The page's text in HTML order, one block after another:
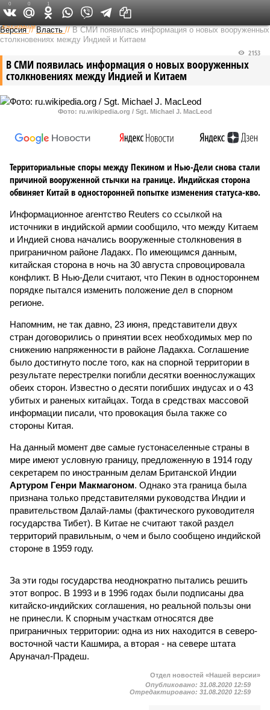
Федеральный выпуск
Версия //Власть //В СМИ появилась информация о новых вооруженных
столкновениях между Индией и Китаем
В СМИ появилась информация о новых вооруженных
столкновениях между Индией и Китаем
2153
Фото: ru.wikipedia.org / Sgt. Michael J. MacLeod
Территориальные споры между Пекином и Нью-Дели снова стали
причиной вооруженной стычки на границе. Индийская сторона
обвиняет Китай в односторонней попытке изменения статуса-кво.
Информационное агентство Reuters со ссылкой на
источники в индийской армии сообщило, что между Китаем
и Индией снова начались вооруженные столкновения в
приграничном районе Ладакх. По имеющимся данным,
китайская сторона в ночь на 30 августа спровоцировала
конфликт. В Нью-Дели считают, что Пекин в одностороннем
порядке пытался изменить положение дел в спорном
регионе.
Напомним, не так давно, 23 июня, представители двух
стран договорились о принятии всех необходимых мер по
снижению напряженности в районе Ладакха. Соглашение
было достигнуто после того, как на спорной территории в
результате перестрелки погибли десятки военнослужащих
обеих сторон. Известно о десяти погибших индусах и о 43
убитых и раненых китайцах. Тогда в средствах массовой
информации писали, что провокация была также со
стороны Китая.
На данный момент две самые густонаселенные страны в
мире имеют условную границу, предложенную в 1914 году
секретарем по иностранным делам Британской Индии
Артуром Генри Макмагоном. Однако эта граница была
признана только представителями руководства Индии и
правительством Далай-ламы (фактического руководителя
государства Тибет). В Китае не считают такой раздел
территорий правильным, о чем и было сообщено индийской
стороне в 1959 году.
За эти годы государства неоднократно пытались решить
этот вопрос. В 1993 и в 1996 годах были подписаны два
китайско-индийских соглашения, но реальной пользы они
не принесли. К спорным участкам относятся две
приграничных территории: одна из них находится в северо-
восточной части Кашмира, а вторая - на севере штата
Аруначал-Прадеш.
0 0 1
Отдел новостей «Нашей версии»
Опубликовано: 31.08.2020 12:59
Отредактировано: 31.08.2020 12:59